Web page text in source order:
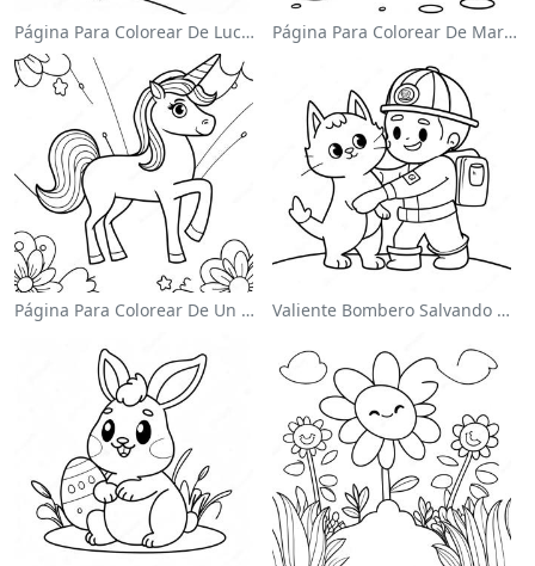
Página Para Colorear De Luchador De Wwe Saltando Sobre Oponente Página Para Colorear De Mario Saltando Sobre Goombas
Página Para Colorear De Un Unicornio Mágico En Un Arcoíris Valiente Bombero Salvando Un Gato Para Colorear